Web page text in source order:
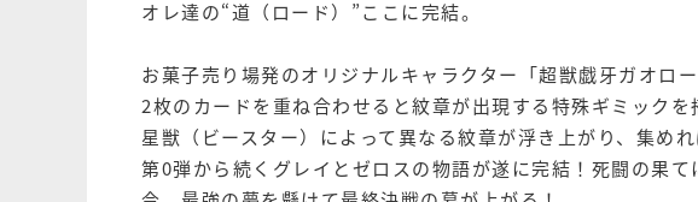
オレ達の“道（ロード）”ここに完結。
お菓子売り場発のオリジナルキャラクター「超獣戯牙ガオロ
2枚のカードを重ね合わせると紋章が出現する特殊ギミックを
星獣（ビースター）によって異なる紋章が浮き上がり、集め
第0弾から続くグレイとゼロスの物語が遂に完結！死闘の果